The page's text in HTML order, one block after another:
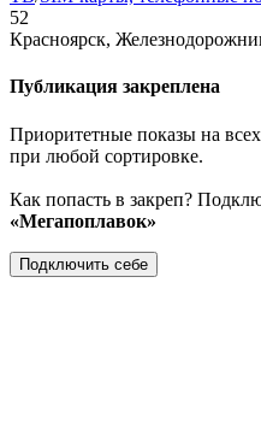
52
Красноярск,
Публикация закреплена
Приоритетные показы на
при любой сортировке.
Как попасть в закреп?
«Мегапоплавок»
Подключить себе